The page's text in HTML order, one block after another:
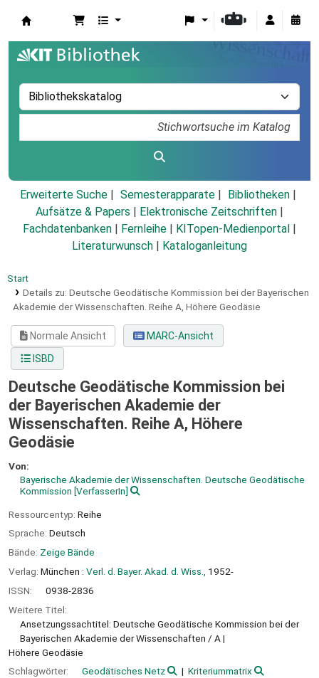
Erweiterte Suche Semesterapparate
Bibliotheken
Aufsätze & Papers
Elektronische Zeitschriften
Fachdatenbanken
Fernleihe KITopen-Medienportal
Literaturwunsch
Kataloganleitung
Start
Details zu: Deutsche Geodätische Kommission bei der Bayerischen
Akademie der Wissenschaften. Reihe A, Höhere Geodäsie
Normale Ansicht
MARC-Ansicht
ISBD
Deutsche Geodätische Kommission bei
der Bayerischen Akademie der
Wissenschaften. Reihe A, Höhere
Geodäsie
Von:
Bayerische Akademie der Wissenschaften. Deutsche Geodätische
Kommission [VerfasserIn]
Ressourcentyp: Reihe
Sprache: Deutsch
Bände: Zeige Bände
Verlag: München : Verl. d. Bayer. Akad. d. Wiss.,
1952-
ISSN:
0938-2836
Weitere Titel:
Ansetzungssachtitel: Deutsche Geodätische Kommission bei der
Bayerischen Akademie der Wissenschaften / A
Höhere Geodäsie
Schlagwörter:
Geodätisches Netz
Kriteriummatrix